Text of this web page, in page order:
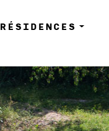
RÉSIDENCES